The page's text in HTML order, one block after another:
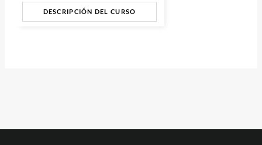
DESCRIPCIÓN DEL CURSO